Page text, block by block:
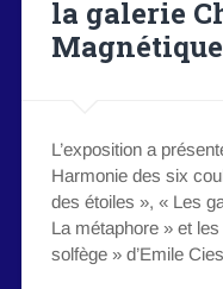
la galerie
L’exposition a
Harmonie des six
des étoiles », « Les
La métaphore » et
solfège » d’Emile